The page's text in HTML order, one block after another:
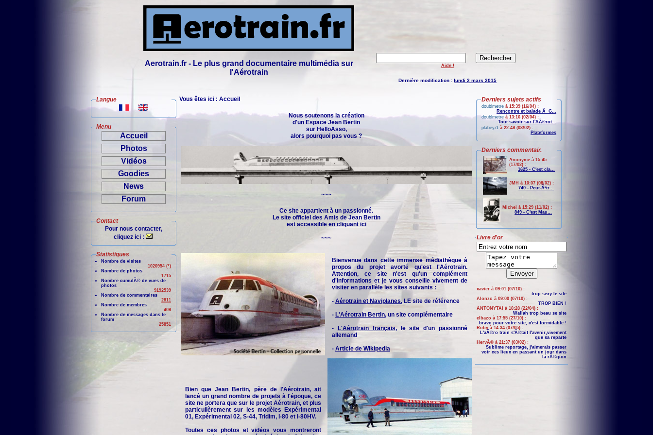
Aerotrain.fr - Le plus grand documentaire multimédia sur
l'Aérotrain
Aide !
Dernière modification : lundi 2 mars 2015
Langue
Menu
Accueil
Photos
Vidéos
Goodies
News
Forum
Contact
Pour nous contacter,
cliquez ici :
Statistiques
Nombre de visites
1020954 (*)
Nombre de photos
1715
Nombre cumulÃ© de vues de
photos
9192539
Nombre de commentaires
2811
Nombre de membres
409
Nombre de messages dans le
forum
25851
Vous êtes ici : Accueil
Nous soutenons la création
d'un Espace Jean Bertin
sur HelloAsso,
alors pourquoi pas vous ?
~~~
Ce site appartient à un passionné.
Le site officiel des Amis de Jean Bertin
est accessible en cliquant ici
~~~
Bienvenue dans cette immense médiathèque à
propos du projet avorté qu'est l'Aérotrain.
Attention, ce site n'est qu'un complément
d'informations et je vous conseille vivement de
visiter en parallèle les sites suivants :
- Aérotrain et Naviplanes, LE site de référence
- L'Aérotrain Bertin, un site complémentaire
-
L'Aérotrain français, le site d'un passionné
allemand
- Article de Wikipedia
Bien que Jean Bertin, père de l'Aérotrain, ait
lancé un grand nombre de projets à l'époque, ce
site ne portera que sur le projet Aérotrain, et plus
particulièrement sur les modèles Expérimental
01, Expérimental 02, S-44, Tridim, I-80 et I-80HV.
Toutes ces photos et vidéos vous montreront
Derniers sujets actifs
doublmetre à 15:39 (16/04) :
Rencontre et balade Ã G...
doublmetre à 13:16 (02/04) :
Tout savoir sur l'AÃ©rot...
plabeyr1 à 22:49 (03/02) :
Plateformes
Derniers commentair.
Anonyme à 15:45
(17/02) :
1625 - C'est cla...
JMH à 10:07 (08/02) :
740 - Peut-Ãªtr...
Michel à 15:29 (11/02) :
849 - C'est Mau...
Livre d'or
xavier à 09:01 (07/10) :
trop sexy le site
Alonzo à 09:00 (07/10) :
TROP BIEN !
ANTONYTAI à 18:28 (22/04) :
Wallah trop beau se site
elbazo à 17:55 (27/10) :
bravo pour votre site, c'est formidable !
Roby à 14:34 (07/05) :
L'aÃ©ro train s'Ã©tait l'avenir,vivement
que sa reparte
HervÃ© à 21:37 (03/02) :
Sublime reportage, j'aimerais passer
voir ces lieux en passant un jour dans
la rÃ©gion